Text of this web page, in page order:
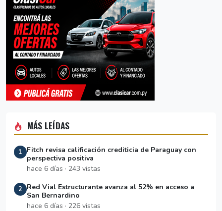
MÁS LEÍDAS
1
Fitch revisa calificación crediticia de Paraguay con
perspectiva positiva
hace 6 días · 243 vistas
2
Red Vial Estructurante avanza al 52% en acceso a
San Bernardino
hace 6 días · 226 vistas